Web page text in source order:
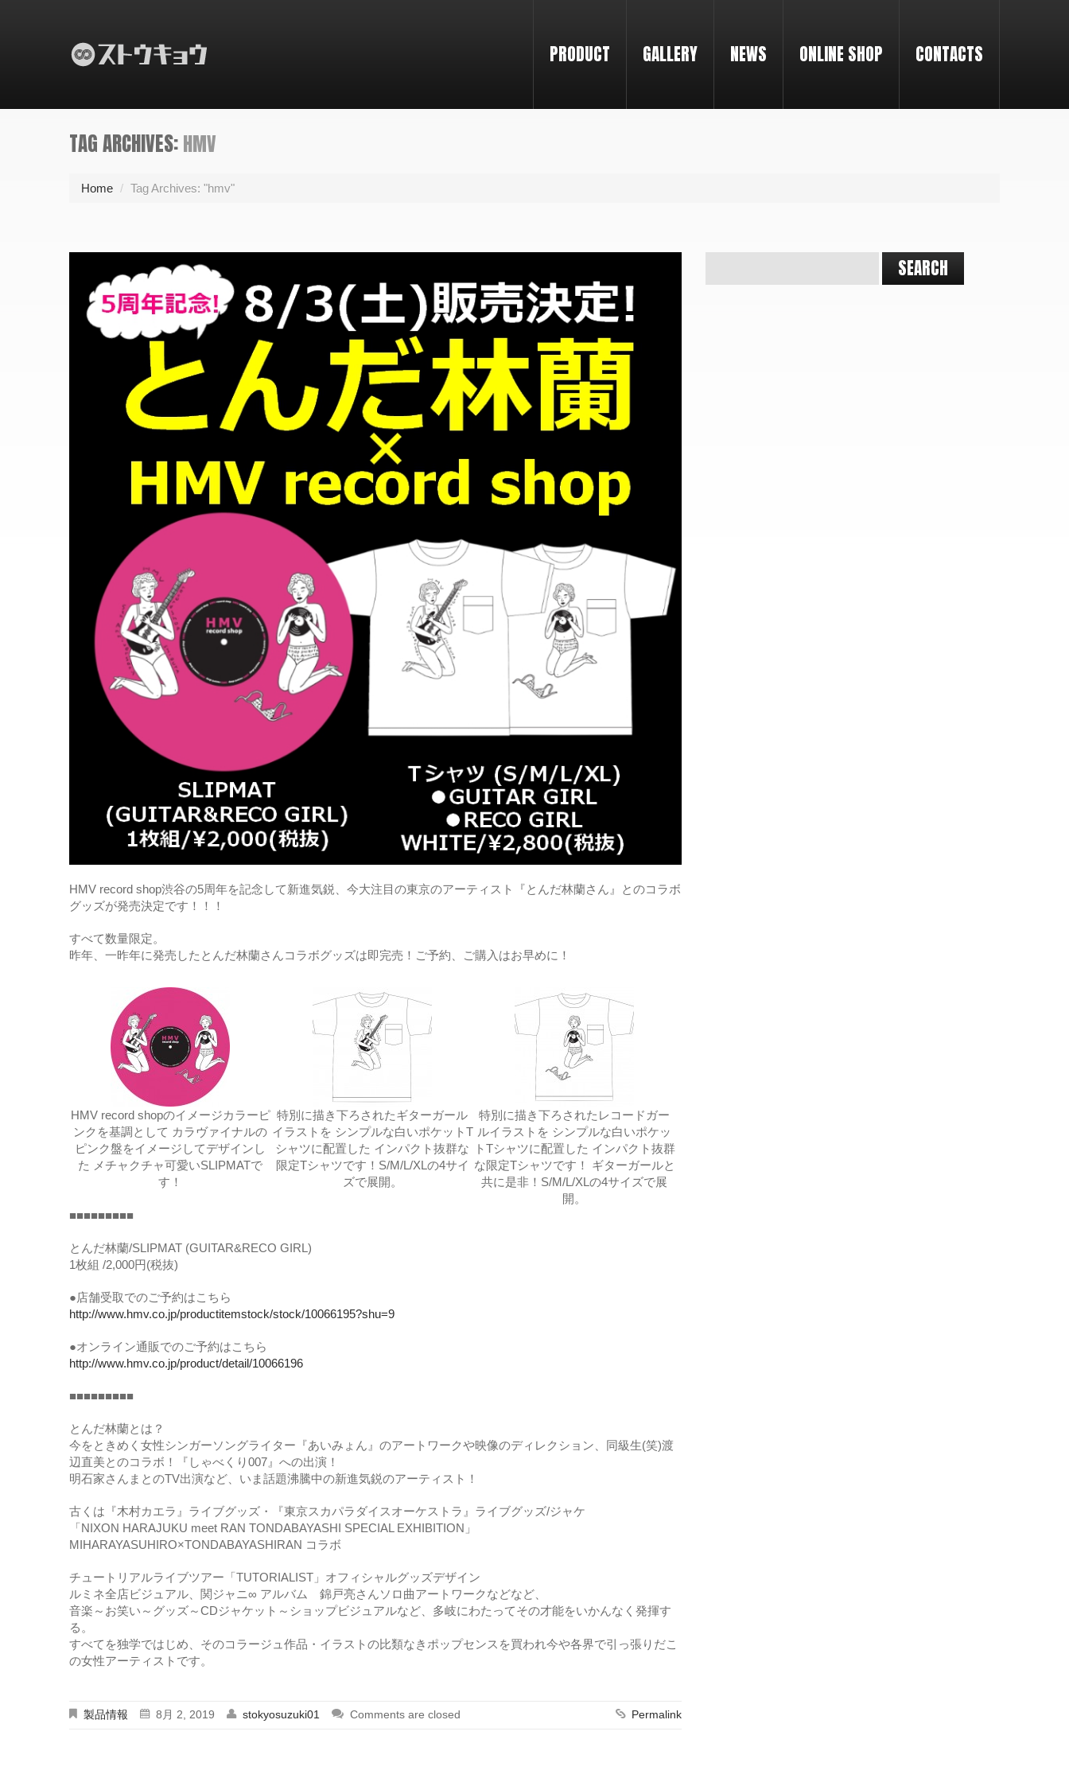
PRODUCT GALLERY NEWS ONLINE SHOP CONTACTS
TAG ARCHIVES:HMV
Home / Tag Archives: "hmv"
HMV record shop渋谷の5周年を記念して新進気鋭、今大注目の東京のアーティスト『とんだ林蘭さん』とのコラボ
グッズが発売決定です！！！
すべて数量限定。
昨年、一昨年に発売したとんだ林蘭さんコラボグッズは即完売！ご予約、ご購入はお早めに！
HMV record shopのイメージカラーピ
ンクを基調として カラヴァイナルの
ピンク盤をイメージしてデザインし
た メチャクチャ可愛いSLIPMATで
す！
特別に描き下ろされたギターガール
イラストを シンプルな白いポケットT
シャツに配置した インパクト抜群な
限定Tシャツです！S/M/L/XLの4サイ
ズで展開。
特別に描き下ろされたレコードガー
ルイラストを シンプルな白いポケッ
トTシャツに配置した インパクト抜群
な限定Tシャツです！ ギターガールと
共に是非！S/M/L/XLの4サイズで展
開。
■■■■■■■■■
とんだ林蘭/SLIPMAT (GUITAR&RECO GIRL)
1枚組 /2,000円(税抜)
●店舗受取でのご予約はこちら
http://www.hmv.co.jp/productitemstock/stock/10066195?shu=9
●オンライン通販でのご予約はこちら
http://www.hmv.co.jp/product/detail/10066196
■■■■■■■■■
とんだ林蘭とは？
今をときめく女性シンガーソングライター『あいみょん』のアートワークや映像のディレクション、同級生(笑)渡
辺直美とのコラボ！『しゃべくり007』への出演！
明石家さんまとのTV出演など、いま話題沸騰中の新進気鋭のアーティスト！
古くは『木村カエラ』ライブグッズ・『東京スカパラダイスオーケストラ』ライブグッズ/ジャケ
「NIXON HARAJUKU meet RAN TONDABAYASHI SPECIAL EXHIBITION」
MIHARAYASUHIRO×TONDABAYASHIRAN コラボ
チュートリアルライブツアー「TUTORIALIST」オフィシャルグッズデザイン
ルミネ全店ビジュアル、関ジャニ∞ アルバム 錦戸亮さんソロ曲アートワークなどなど、
音楽～お笑い～グッズ～CDジャケット～ショップビジュアルなど、多岐にわたってその才能をいかんなく発揮す
る。
すべてを独学ではじめ、そのコラージュ作品・イラストの比類なきポップセンスを買われ今や各界で引っ張りだこ
の女性アーティストです。
製品情報 8月 2, 2019 stokyosuzuki01 Comments are closed Permalink